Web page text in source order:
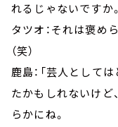
れるじゃないですか。
タツオ：それは褒め
（笑）
鹿島：「芸人として
たかもしれないけど
らかにね。